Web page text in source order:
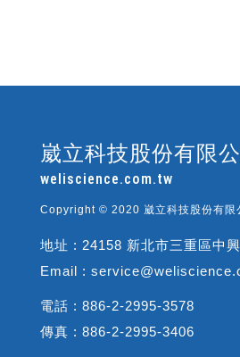
崴立科技股份有限
weliscience.com.tw
Copyright © 2020 崴立科技股份有限
地址 : 24158 新北市三重區中
Email :
電話 : 886-2-2995-3578
傳真 : 886-2-2995-3406